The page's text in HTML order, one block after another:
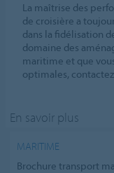
La maîtrise des
de croisière a
dans la fidélisation
domaine des
maritime et que
optimales,
En savoir plus
MARITIME
Brochure transport